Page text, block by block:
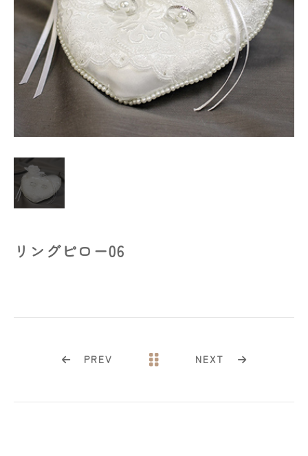
リングピロー06
PREV NEXT
お問い合わせはこちら